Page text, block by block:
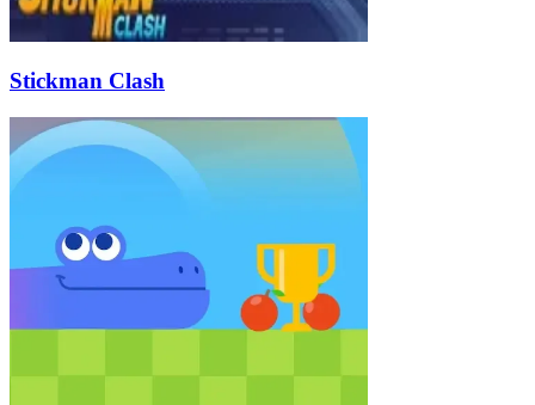
Stickman Clash